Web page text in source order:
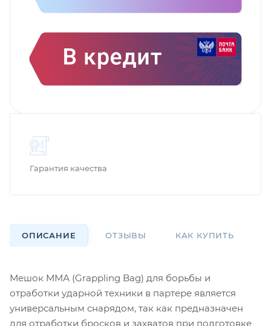
Гарантия качества
ОПИСАНИЕ ОТЗЫВЫ КАК КУПИТЬ
Мешок ММА (Grappling Bag) для борьбы и
отработки ударной техники в партере является
универсальным снарядом, так как предназначен
для отработки бросков и захватов при подготовке